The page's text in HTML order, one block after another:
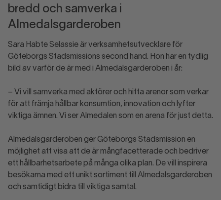
bredd och samverka i
Almedalsgarderoben
Sara Habte Selassie är verksamhetsutvecklare för
Göteborgs Stadsmissions second hand. Hon har en tydlig
bild av varför de är med i Almedalsgarderoben i år:
– Vi vill samverka med aktörer och hitta arenor som verkar
för att främja hållbar konsumtion, innovation och lyfter
viktiga ämnen. Vi ser Almedalen som en arena för just detta.
Almedalsgarderoben ger Göteborgs Stadsmission en
möjlighet att visa att de är mångfacetterade och bedriver
ett hållbarhetsarbete på många olika plan. De vill inspirera
besökarna med ett unikt sortiment till Almedalsgarderoben
och samtidigt bidra till viktiga samtal.